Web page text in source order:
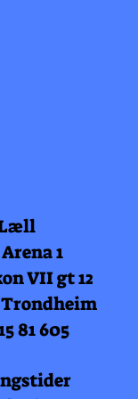
1
VII gt 12
Trondheim
81 605